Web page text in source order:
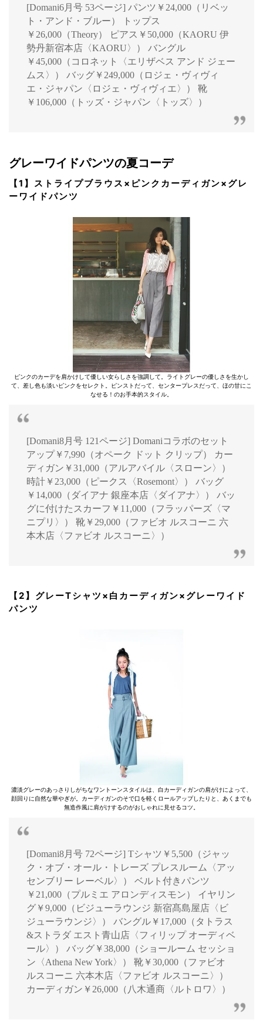
[Domani6月号 53ページ] パンツ￥24,000（リベッ
ト・アンド・ブルー） トップス
￥26,000（Theory） ピアス￥50,000（KAORU 伊
勢丹新宿本店〈KAORU〉） バングル
￥45,000（コロネット〈エリザベス アンド ジェー
ムス〉） バッグ￥249,000（ロジェ・ヴィヴィ
エ・ジャパン〈ロジェ・ヴィヴィエ〉） 靴
￥106,000（トッズ・ジャパン〈トッズ〉）
グレーワイドパンツの夏コーデ
【1】ストライプブラウス×ピンクカーディガン×グレ
ーワイドパンツ
ピンクのカーデを肩かけして優しい女らしさを強調して。ライトグレーの優しさを生かし
て、差し色も淡いピンクをセレクト。ピンストだって、センタープレスだって、ほの甘にこ
なせる！のお手本的スタイル。
[Domani8月号 121ページ] Domaniコラボのセット
アップ￥7,990（オペーク ドット クリップ） カー
ディガン￥31,000（アルアバイル〈スローン〉）
時計￥23,000（ピークス〈Rosemont〉） バッグ
￥14,000（ダイアナ 銀座本店〈ダイアナ〉） バッ
グに付けたスカーフ￥11,000（フラッパーズ〈マ
ニプリ〉） 靴￥29,000（ファビオ ルスコーニ 六
本木店〈ファビオ ルスコーニ〉）
【2】グレーTシャツ×白カーディガン×グレーワイド
パンツ
濃淡グレーのあっさりしがちなワントーンスタイルは、白カーディガンの肩がけによって、
顔回りに自然な華やぎが。カーディガンのそで口を軽くロールアップしたりと、あくまでも
無造作風に肩がけするのがおしゃれに見せるコツ。
[Domani8月号 72ページ] Tシャツ￥5,500（ジャッ
ク・オブ・オール・トレーズ プレスルーム〈アッ
センブリー レーベル〉） ベルト付きパンツ
￥21,000（プルミエ アロンディスモン） イヤリン
グ￥9,000（ビジューラウンジ 新宿髙島屋店〈ビ
ジューラウンジ〉） バングル￥17,000（タトラス
&ストラダ エスト青山店〈フィリップ オーディベ
ール〉） バッグ￥38,000（ショールーム セッショ
ン〈Athena New York〉） 靴￥30,000（ファビオ
ルスコーニ 六本木店〈ファビオ ルスコーニ〉）
カーディガン￥26,000（八木通商〈ルトロワ〉）